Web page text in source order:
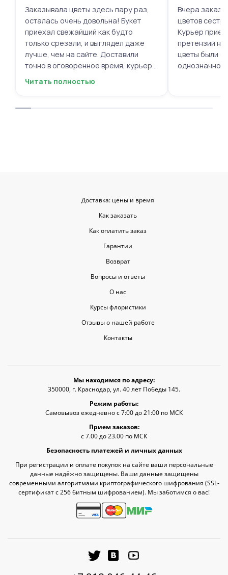
Заказывала цветы здесь пару раз,
осталась очень довольна! Букет
приехал свежайший как будто
только срезали, и выглядел даже
лучше, чем на сайте. Доставили
точно в оговоренное время, курьер
вежливый, ещё и открытку с тёплыми
приятными. Однозначно буду
Читать полностью
Вчера
цветов
Курьер
претензий
цветы были
однозначно.
Доставка: цены и время
Как заказать
Как оплатить заказ
Гарантии
Возврат
Вопросы и ответы
О нас
Курсы флористики
Отзывы о нашей работе
Контакты
Мы находимся по адресу:
350000, г. Краснодар, ул. 40 лет Победы 145.
Режим работы:
Самовывоз ежедневно с 7:00 до 21:00 по МСК
Прием заказов:
с 7.00 до 23.00 по МСК
Безопасность платежей и личных данных
При регистрации и оплате покупок на сайте ваши персональные
данные надёжно защищены. Ваши данные защищены
современными алгоритмами криптографического шифрования (SSL-
сертификат c 256 битным шифрованием). Мы заботимся о вас!